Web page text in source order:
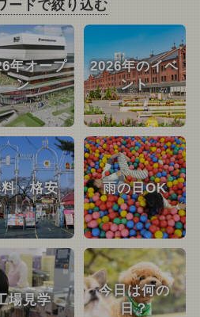
ードで絞り込む
年オープ
ン
2026年のイベ
ント
・格安 雨の日OK
場見学
今日は何の
日？